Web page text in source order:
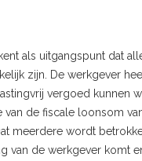
als uitgangspunt dat
zijn. De werkgever
vergoed kunnen
van de fiscale loonsom
meerdere wordt
van de werkgever komt